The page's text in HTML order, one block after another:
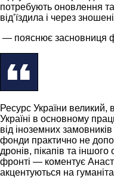
потребують оновлення
відʼїздила і через
— пояснює засновниця
Ресурс України великий,
Україні в основному
від іноземних
фонди практично не
дронів, пікапів та
фронті — коментує
акцентуються на